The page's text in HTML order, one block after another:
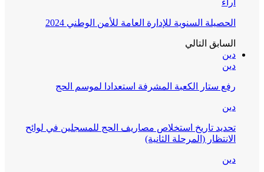
آراء
الحصيلة السنوية للإدارة العامة للأمن الوطني 2024
السابق التالي
دين
دين
رفع ستار الكعبة المشرفة استعدادا لموسم الحج
دين
تحديد تاريخ استخلاص مصاريف الحج للمسجلين في لوائح
الانتظار (المرحلة الثانية)
دين